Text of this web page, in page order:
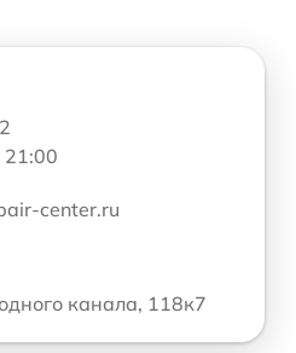
21:00
center.ru
канала, 118к7